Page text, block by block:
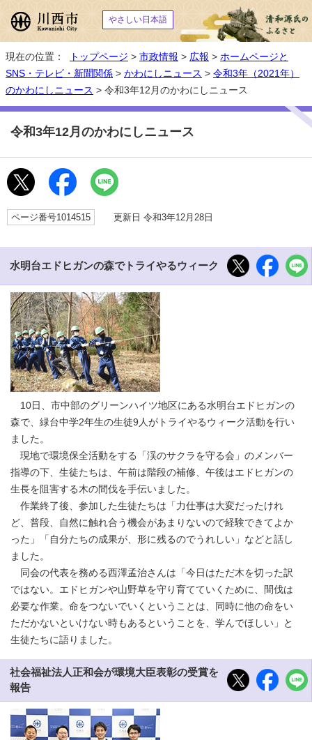
やさしい日本語
現在の位置： トップページ > 市政情報 > 広報 > ホームページと
SNS・テレビ・新聞関係 > かわにしニュース > 令和3年（2021年）
のかわにしニュース > 令和3年12月のかわにしニュース
令和3年12月のかわにしニュース
ページ番号1014515 更新日 令和3年12月28日
水明台エドヒガンの森でトライやるウィーク
10日、市中部のグリーンハイツ地区にある水明台エドヒガンの
森で、緑台中学2年生の生徒9人がトライやるウィーク活動を行い
ました。
現地で環境保全活動をする「渓のサクラを守る会」のメンバー
指導の下、生徒たちは、午前は階段の補修、午後はエドヒガンの
生長を阻害する木の間伐を手伝いました。
作業終了後、参加した生徒たちは「力仕事は大変だったけれ
ど、普段、自然に触れ合う機会があまりないので経験できてよか
った」「自分たちの成果が、形に残るのでうれしい」などと話し
ました。
同会の代表を務める西澤孟治さんは「今日はただ木を切った訳
ではない。エドヒガンや山野草を守り育てていくために、間伐は
必要な作業。命をつないでいくということは、同時に他の命をい
ただかないといけない時もあるということを、学んでほしい」と
生徒たちに語りました。
社会福祉法人正和会が環境大臣表彰の受賞を
報告